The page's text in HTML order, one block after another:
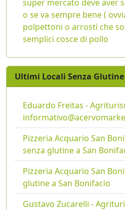
super mercato deve aver
o se va sempre bene (
polpettoni o arrosti che
semplici cosce di pollo
Ultimi Locali Senza Glutine
Eduardo Freitas -
Pizzeria Acquario San
senza glutine a San
Pizzeria Acquario San
glutine a San Bonifacio
Gustavo Zucarelli -